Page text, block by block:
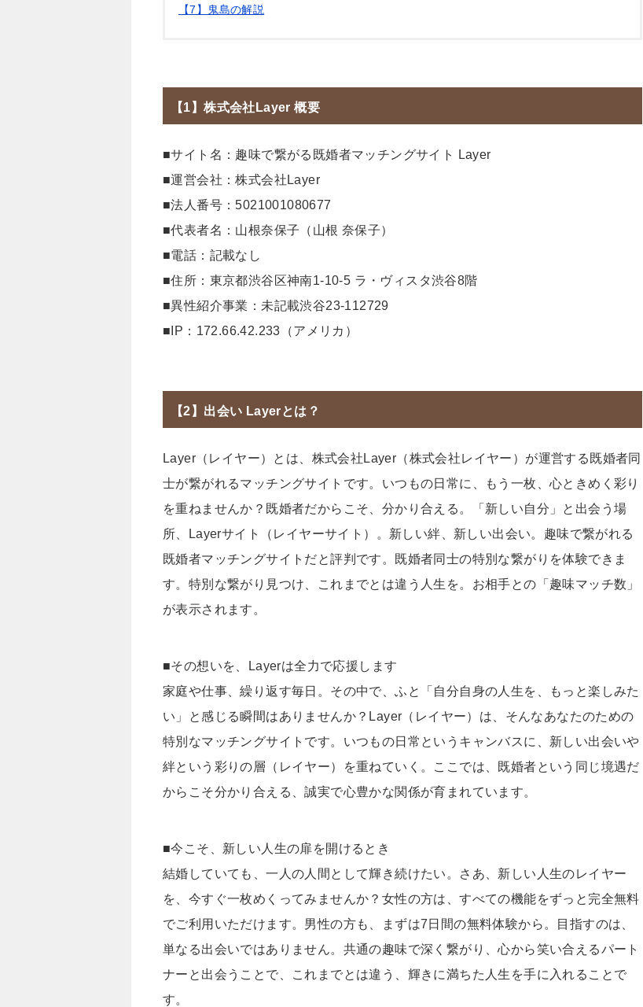
【7】鬼島の解説
【1】株式会社Layer 概要
■サイト名：趣味で繋がる既婚者マッチングサイト Layer
■運営会社：株式会社Layer
■法人番号：5021001080677
■代表者名：山根奈保子（山根 奈保子）
■電話：記載なし
■住所：東京都渋谷区神南1-10-5 ラ・ヴィスタ渋谷8階
■異性紹介事業：未記載渋谷23-112729
■IP：172.66.42.233（アメリカ）
【2】出会い Layerとは？
Layer（レイヤー）とは、株式会社Layer（株式会社レイヤー）が運営する既婚者同
士が繋がれるマッチングサイトです。いつもの日常に、もう一枚、心ときめく彩り
を重ねませんか？既婚者だからこそ、分かり合える。「新しい自分」と出会う場
所、Layerサイト（レイヤーサイト）。新しい絆、新しい出会い。趣味で繋がれる
既婚者マッチングサイトだと評判です。既婚者同士の特別な繋がりを体験できま
す。特別な繋がり見つけ、これまでとは違う人生を。お相手との「趣味マッチ数」
が表示されます。
■その想いを、Layerは全力で応援します
家庭や仕事、繰り返す毎日。その中で、ふと「自分自身の人生を、もっと楽しみた
い」と感じる瞬間はありませんか？Layer（レイヤー）は、そんなあなたのための
特別なマッチングサイトです。いつもの日常というキャンバスに、新しい出会いや
絆という彩りの層（レイヤー）を重ねていく。ここでは、既婚者という同じ境遇だ
からこそ分かり合える、誠実で心豊かな関係が育まれています。
■今こそ、新しい人生の扉を開けるとき
結婚していても、一人の人間として輝き続けたい。さあ、新しい人生のレイヤー
を、今すぐ一枚めくってみませんか？女性の方は、すべての機能をずっと完全無料
でご利用いただけます。男性の方も、まずは7日間の無料体験から。目指すのは、
単なる出会いではありません。共通の趣味で深く繋がり、心から笑い合えるパート
ナーと出会うことで、これまでとは違う、輝きに満ちた人生を手に入れることで
す。